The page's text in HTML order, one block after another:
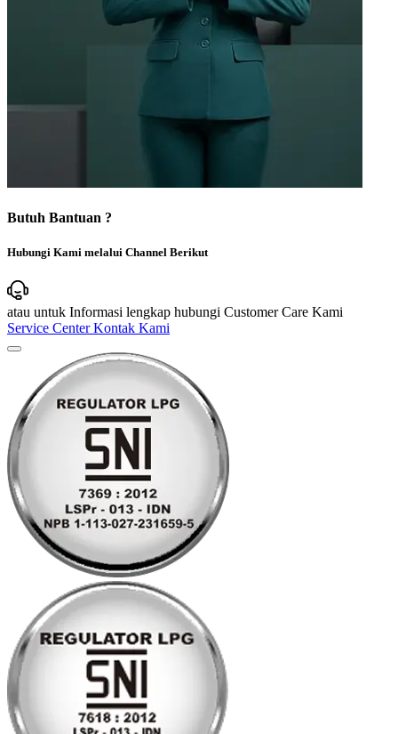
Butuh Bantuan ?
Hubungi Kami melalui Channel Berikut
atau untuk Informasi lengkap hubungi Customer Care Kami
Service CenterKontak Kami